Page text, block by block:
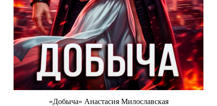
«Добыча» Анастасия Милославская